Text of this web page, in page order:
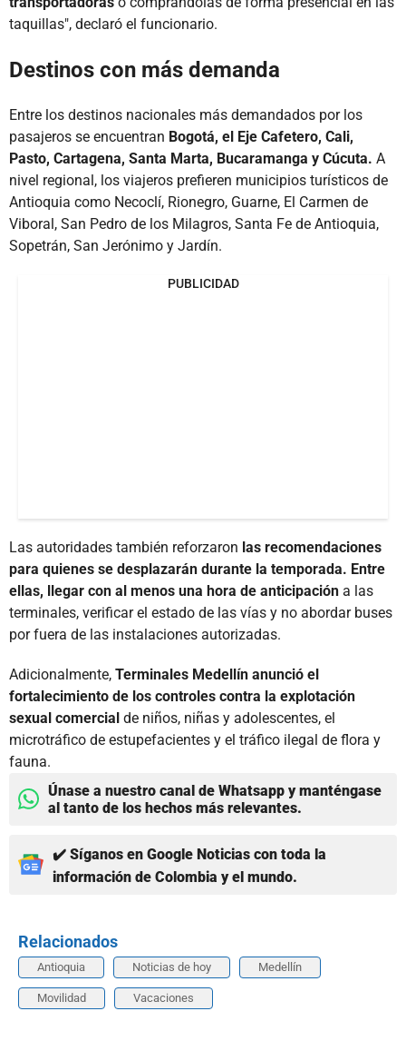
taquillas", declaró el funcionario.
Destinos con más demanda
Entre los destinos nacionales más demandados por los
pasajeros se encuentran Bogotá, el Eje Cafetero, Cali,
Pasto, Cartagena, Santa Marta, Bucaramanga y Cúcuta. A
nivel regional, los viajeros prefieren municipios turísticos de
Antioquia como Necoclí, Rionegro, Guarne, El Carmen de
Viboral, San Pedro de los Milagros, Santa Fe de Antioquia,
Sopetrán, San Jerónimo y Jardín.
PUBLICIDAD
Las autoridades también reforzaron las recomendaciones
para quienes se desplazarán durante la temporada. Entre
ellas, llegar con al menos una hora de anticipación a las
terminales, verificar el estado de las vías y no abordar buses
por fuera de las instalaciones autorizadas.
Adicionalmente, Terminales Medellín anunció el
fortalecimiento de los controles contra la explotación
sexual comercial de niños, niñas y adolescentes, el
microtráfico de estupefacientes y el tráfico ilegal de flora y
fauna.
Únase a nuestro canal de Whatsapp y manténgase
al tanto de los hechos más relevantes.
✔️ Síganos en Google Noticias con toda la
información de Colombia y el mundo.
Relacionados
Antioquia Noticias de hoy Medellín
Movilidad Vacaciones